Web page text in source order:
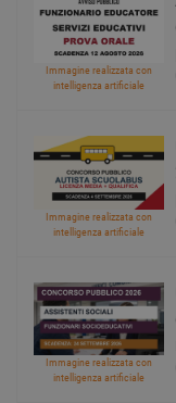
Immagine realizzata con
intelligenza artificiale
Immagine realizzata con
intelligenza artificiale
Immagine realizzata con
intelligenza artificiale
I cookie
funzionalità